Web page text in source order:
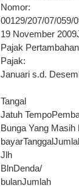
Nomor:
00129/207/07/059/
19 November
Pajak
Pajak:
Januari s.d.
Tangal
Jatuh
Bunga Yang Masih
Jlh
BlnDenda/
bulanJumlah